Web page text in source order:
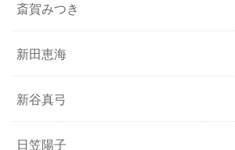
斎賀みつき
新田恵海
新谷真弓
日笠陽子